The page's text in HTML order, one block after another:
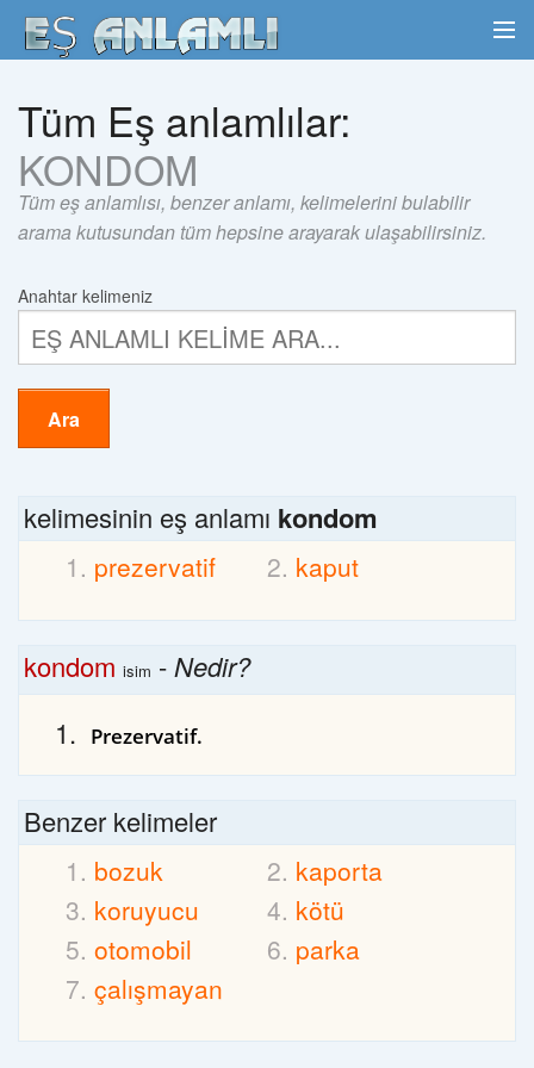
Tüm Eş anlamlılar:
KONDOM
Tüm eş anlamlısı, benzer anlamı, kelimelerini bulabilir
arama kutusundan tüm hepsine arayarak ulaşabilirsiniz.
Anahtar kelimeniz
Ara
kelimesinin eş anlamı kondom
prezervatif kaput
kondom isim -Nedir?
Prezervatif.
Benzer kelimeler
bozuk
kaporta
koruyucu
kötü
otomobil
parka
çalışmayan